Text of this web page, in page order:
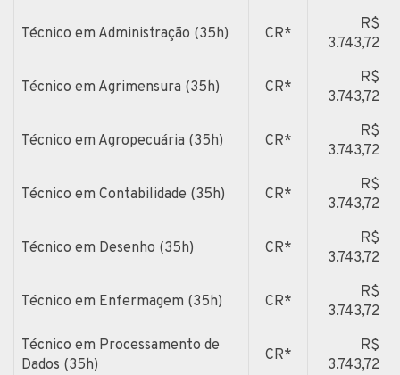
Técnico em Administração (35h) CR*
R$
3.743,72
Técnico em Agrimensura (35h) CR*
R$
3.743,72
Técnico em Agropecuária (35h) CR*
R$
3.743,72
Técnico em Contabilidade (35h) CR*
R$
3.743,72
Técnico em Desenho (35h) CR*
R$
3.743,72
Técnico em Enfermagem (35h) CR*
R$
3.743,72
Técnico em Processamento de
Dados (35h)
CR*
R$
3.743,72